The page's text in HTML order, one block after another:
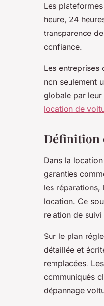
Les
heure, 24
transparence
confiance.
Les entreprises
non seulement
globale par
location de
Définition
Dans la
garanties
les réparations,
location. Ce
relation de
Sur le plan
détaillée et
remplacées.
communiqués
dépannage